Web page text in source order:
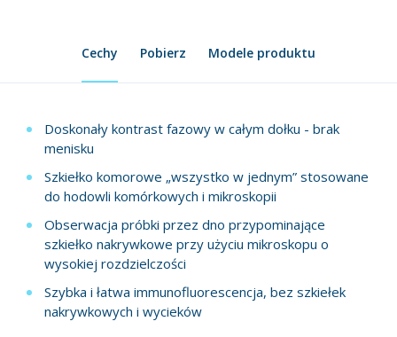
Cechy Pobierz Modele produktu
Doskonały kontrast fazowy w całym dołku - brak
menisku
Szkiełko komorowe „wszystko w jednym” stosowane
do hodowli komórkowych i mikroskopii
Obserwacja próbki przez dno przypominające
szkiełko nakrywkowe przy użyciu mikroskopu o
wysokiej rozdzielczości
Szybka i łatwa immunofluorescencja, bez szkiełek
nakrywkowych i wycieków